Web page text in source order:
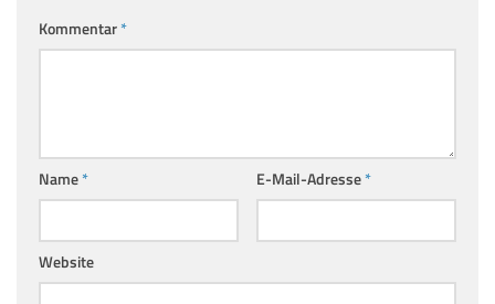
Kommentar*
Name* E-Mail-Adresse*
Website